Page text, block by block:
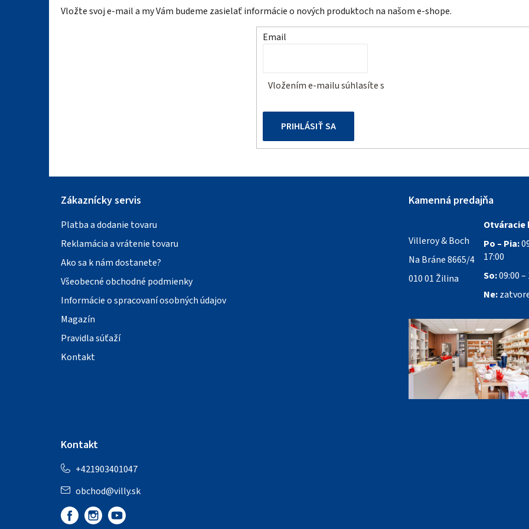
Vložte svoj e-mail a my Vám budeme zasielať informácie o nových produktoch na našom e-shope.
Email
Vložením e-mailu súhlasíte s
PRIHLÁSIŤ SA
Zákaznícky servis
Platba a dodanie tovaru
Reklamácia a vrátenie tovaru
Ako sa k nám dostanete?
Všeobecné obchodné podmienky
Informácie o spracovaní osobných údajov
Magazín
Pravidla súťaží
Kontakt
Kamenná predajňa
Villeroy & Boch
Na Bráne 8665/4
010 01 Žilina
Otváracie
Po – Pia:
17:00
So:09:00 –
Ne:
Kontakt
obchod@villy.sk
+421903401047